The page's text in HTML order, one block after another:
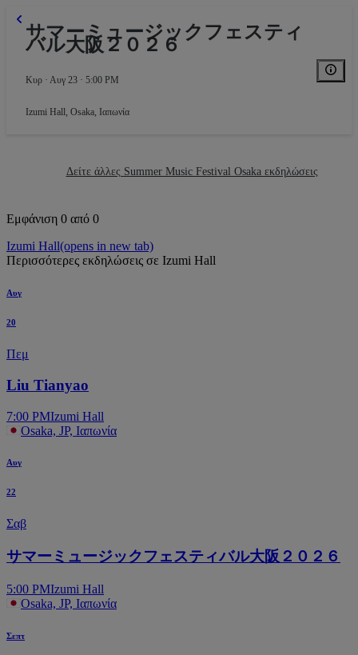
サマーミュージックフェスティ
バル大阪２０２６
Κυρ · Αυγ 23 · 5:00 PM
Izumi Hall, Osaka, Ιαπωνία
Δείτε άλλες Summer Music Festival Osaka εκδηλώσεις
Εμφάνιση 0 από 0
Izumi Hall(opens in new tab)
Περισσότερες εκδηλώσεις σε Izumi Hall
Αυγ
20
Πεμ
Liu Tianyao
7:00 PMIzumi Hall
Osaka, JP, Ιαπωνία
Αυγ
22
Σαβ
サマーミュージックフェスティバル大阪２０２６
5:00 PMIzumi Hall
Osaka, JP, Ιαπωνία
Σεπτ